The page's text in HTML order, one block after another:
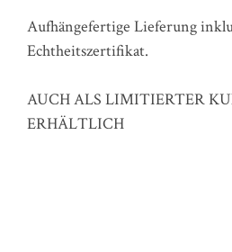
Aufhängefertige Lieferung
Echtheitszertifikat.
AUCH ALS LIMITIERTER
ERHÄLTLICH